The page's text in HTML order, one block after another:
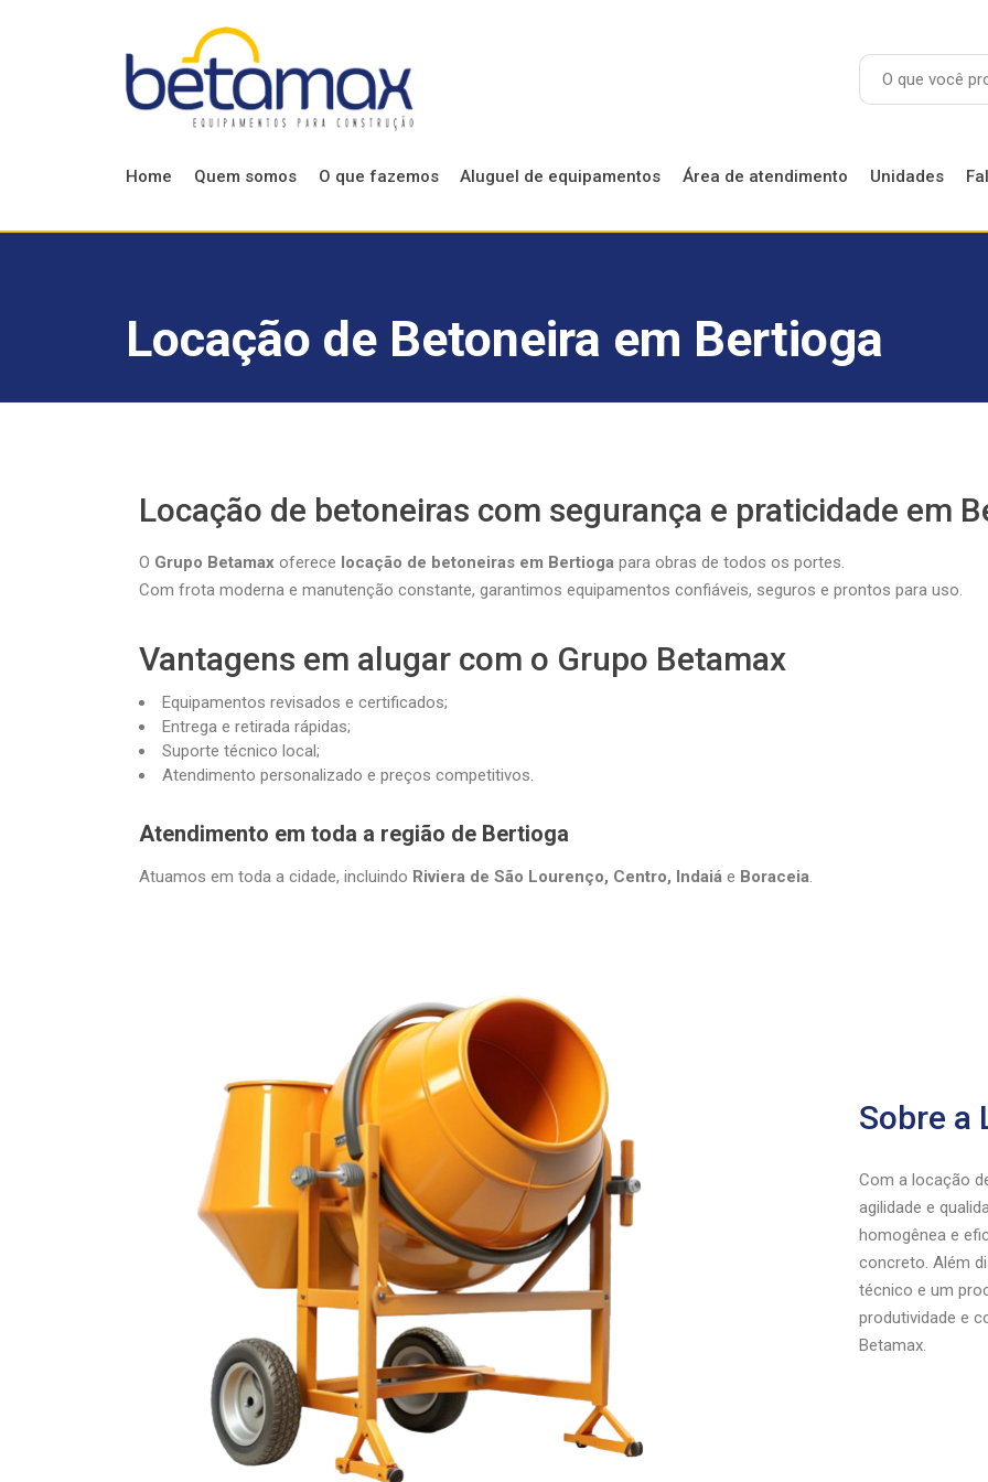
Home Quem somos O que fazemos Aluguel de equipamentos Área de atendimento
Locação de Andaimes
Locação de Equipamentos
Unidades
Locação de Betoneira em Bertioga
Locação de betoneiras com segurança e praticidade em
O Grupo Betamax oferece locação de betoneiras em Bertioga para obras de todos os portes.
Com frota moderna e manutenção constante, garantimos equipamentos confiáveis, seguros e prontos para uso.
Vantagens em alugar com o Grupo Betamax
Equipamentos revisados e certificados;
Entrega e retirada rápidas;
Suporte técnico local;
Atendimento personalizado e preços competitivos.
Atendimento em toda a região de Bertioga
Atuamos em toda a cidade, incluindo Riviera de São Lourenço, Centro, Indaiá e Boraceia.
Sobre a
Com a locação
agilidade e
homogênea e
concreto. Além
técnico e um
produtividade e
Betamax.